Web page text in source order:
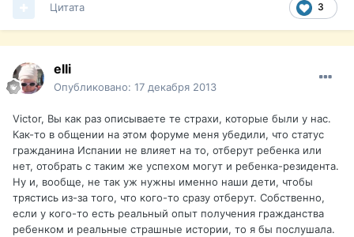
3
Цитата
elli
Опубликовано: 17 декабря 2013
Victor, Вы как раз описываете те страхи, которые были у нас.
Как-то в общении на этом форуме меня убедили, что статус
гражданина Испании не влияет на то, отберут ребенка или
нет, отобрать с таким же успехом могут и ребенка-резидента.
Ну и, вообще, не так уж нужны именно наши дети, чтобы
трястись из-за того, что кого-то сразу отберут. Собственно,
если у кого-то есть реальный опыт получения гражданства
ребенком и реальные страшные истории, то я бы послушала.